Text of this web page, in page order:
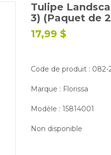
Tulipe
3) (Paquet de
17,99 $
Code de produit : 082-
Marque : Florissa
Modèle : 15814001
Non disponible